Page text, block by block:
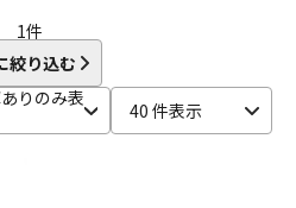
ウクレレ
1件
絞り込む
りのみ表
40 件表示